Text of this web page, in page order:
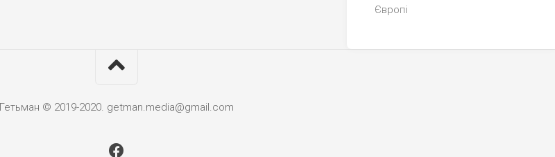
Європі
Гетьман © 2019-2020. getman.media@gmail.com